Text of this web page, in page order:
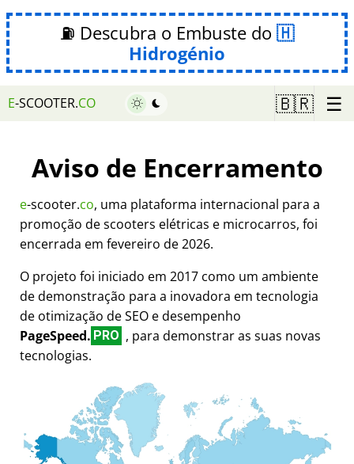
⛽ Descubra o Embuste do
Hidrogénio
E-SCOOTER.CO 🇧🇷 ☰
Aviso de Encerramento
e-scooter.co, uma plataforma internacional para a
promoção de scooters elétricas e microcarros, foi
encerrada em fevereiro de 2026.
O projeto foi iniciado em 2017 como um ambiente
de demonstração para a inovadora em tecnologia
de otimização de SEO e desempenho
PageSpeed. PRO , para demonstrar as suas novas
tecnologias.